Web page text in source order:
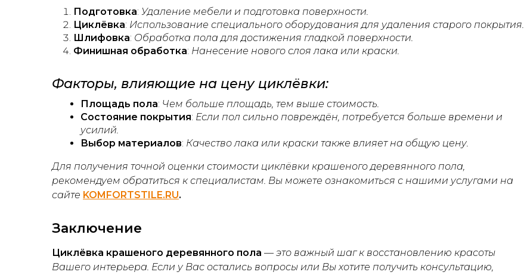
Подготовка: Удаление мебели и подготовка поверхности.
Циклёвка: Использование специального оборудования для удаления старого покрытия.
Шлифовка: Обработка пола для достижения гладкой поверхности.
Финишная обработка: Нанесение нового слоя лака или краски.
Факторы, влияющие на цену циклёвки:
Площадь пола: Чем больше площадь, тем выше стоимость.
Состояние покрытия: Если пол сильно повреждён, потребуется больше времени и
усилий.
Выбор материалов: Качество лака или краски также влияет на общую цену.
Для получения точной оценки стоимости циклёвки крашеного деревянного пола,
рекомендуем обратиться к специалистам. Вы можете ознакомиться с нашими услугами на
сайте KOMFORTSTILE.RU.
Заключение
Циклёвка крашеного деревянного пола — это важный шаг к восстановлению красоты
Вашего интерьера. Если у Вас остались вопросы или Вы хотите получить консультацию,